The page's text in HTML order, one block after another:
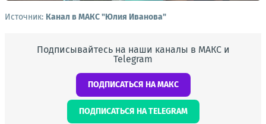
Источник: Канал в МАКС "Юлия Иванова"
Подписывайтесь на наши каналы в МАКС и
Telegram
ПОДПИСАТЬСЯ НА МАКС
ПОДПИСАТЬСЯ НА TELEGRAM